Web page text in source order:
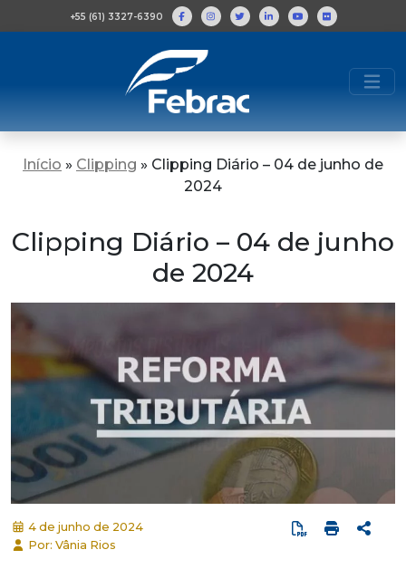
+55 (61) 3327-6390
Início » Clipping » Clipping Diário – 04 de junho de
2024
Clipping Diário – 04 de junho
de 2024
4 de junho de 2024
Por: Vânia Rios